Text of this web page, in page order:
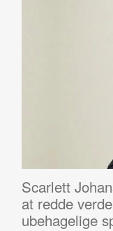
Scarlett
at redde
ubehagelige